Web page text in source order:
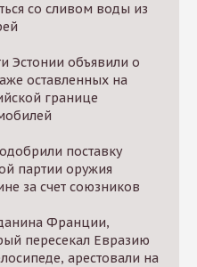
со сливом воды из
Эстонии объявили о
оставленных на
границе
поставку
партии оружия
за счет союзников
Франции,
пересекал Евразию
арестовали на